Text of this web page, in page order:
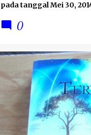
pada tanggalMei 30,
0
REVIEW BUKU